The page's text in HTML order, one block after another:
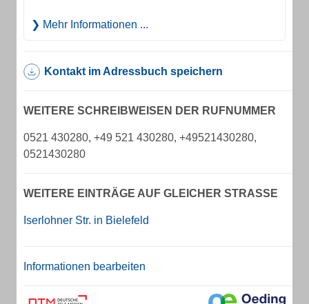
Mehr Informationen ...
Kontakt im Adressbuch speichern
WEITERE SCHREIBWEISEN DER RUFNUMMER
0521 430280, +49 521 430280, +49521430280,
0521430280
WEITERE EINTRÄGE AUF GLEICHER STRASSE
Iserlohner Str. in Bielefeld
Informationen bearbeiten